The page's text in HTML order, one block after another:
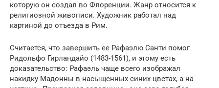
которую он создал во Флоренции. Жанр относится к
религиозной живописи. Художник работал над
картиной до отъезда в Рим.
Считается, что завершить ее Рафаэлю Санти помог
Ридольфо Гирландайо (1483-1561), и этому есть
доказательство: Рафаэль чаще всего изображал
накидку Мадонны в насыщенных синих цветах, а на